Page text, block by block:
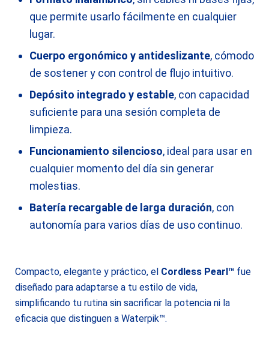
que permite usarlo fácilmente en cualquier
lugar.
Cuerpo ergonómico y antideslizante, cómodo
de sostener y con control de flujo intuitivo.
Depósito integrado y estable, con capacidad
suficiente para una sesión completa de
limpieza.
Funcionamiento silencioso, ideal para usar en
cualquier momento del día sin generar
molestias.
Batería recargable de larga duración, con
autonomía para varios días de uso continuo.
Compacto, elegante y práctico, el Cordless Pearl™ fue
diseñado para adaptarse a tu estilo de vida,
simplificando tu rutina sin sacrificar la potencia ni la
eficacia que distinguen a Waterpik™.